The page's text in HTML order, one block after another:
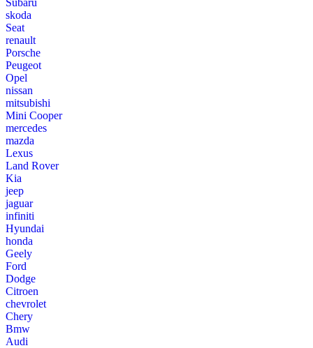
skoda
Seat
renault
Porsche
Peugeot
Opel
nissan
mitsubishi
Mini Cooper
mercedes
mazda
Lexus
Land Rover
Kia
jeep
jaguar
infiniti
Hyundai
honda
Geely
Ford
Dodge
Citroen
chevrolet
Chery
Bmw
Audi